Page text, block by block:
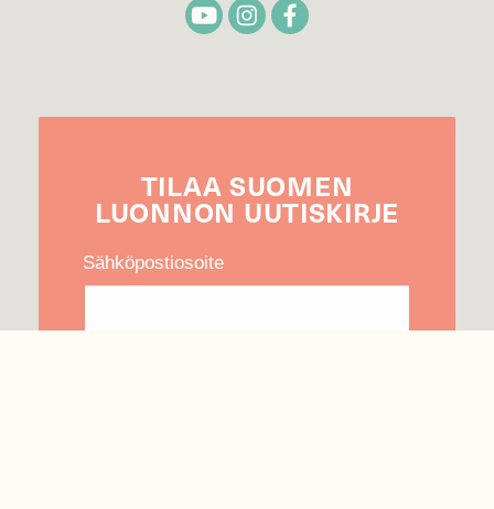
TILAA SUOMEN
LUONNON UUTIS­KIRJE
Sähköpostiosoite